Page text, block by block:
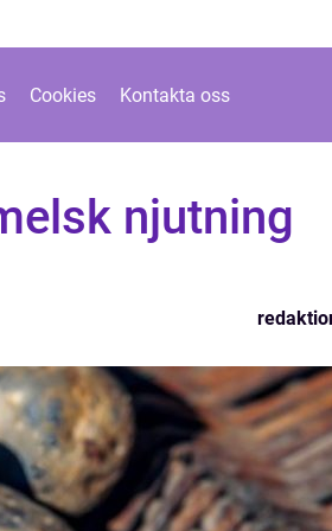
Cookies Kontakta oss
njutning